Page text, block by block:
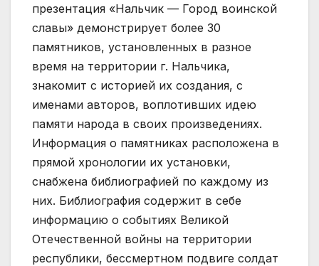
презентация «Нальчик — Город воинской
славы» демонстрирует более 30
памятников, установленных в разное
время на территории г. Нальчика,
знакомит с историей их создания, с
именами авторов, воплотивших идею
памяти народа в своих произведениях.
Информация о памятниках расположена в
прямой хронологии их установки,
снабжена библиографией по каждому из
них. Библиография содержит в себе
информацию о событиях Великой
Отечественной войны на территории
республики, бессмертном подвиге солдат